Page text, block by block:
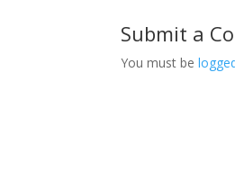
Submit a
You must be